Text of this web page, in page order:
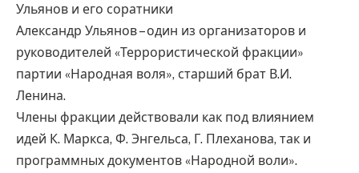
Ульянов и его соратники
Александр Ульянов – один из организаторов и
руководителей «Террористической фракции»
партии «Народная воля», старший брат В.И.
Ленина.
Члены фракции действовали как под влиянием
идей К. Маркса, Ф. Энгельса, Г. Плеханова, так и
программных документов «Народной воли».